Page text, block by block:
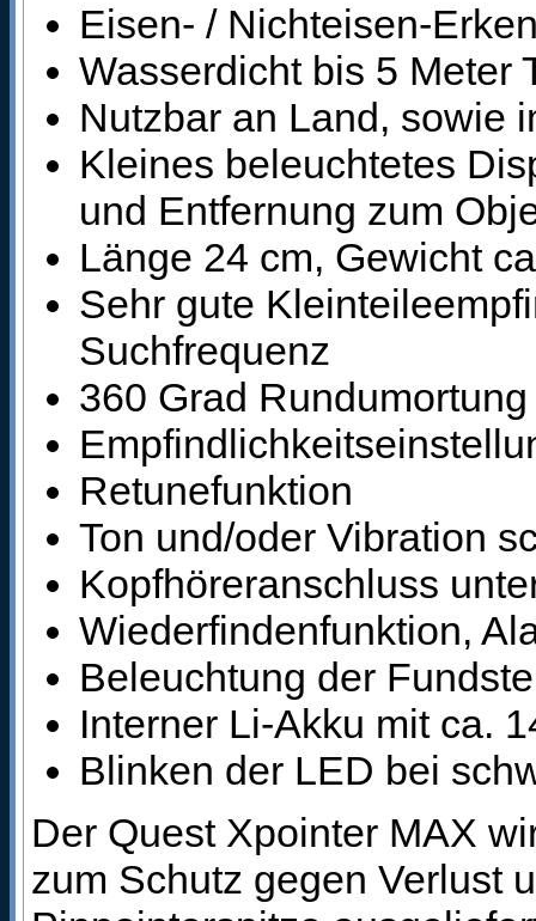
Eisen- / Nichteisen-
Wasserdicht bis 5 Meter
Nutzbar an Land, sowie
Kleines beleuchtetes
und Entfernung zum
Länge 24 cm, Gewicht
Sehr gute
Suchfrequenz
360 Grad
Retunefunktion
Ton und/oder Vibration
Kopfhöreranschluss
Wiederfindenfunktion,
Beleuchtung der
Interner Li-Akku mit ca.
Blinken der LED bei
Der Quest Xpointer MAX
zum Schutz gegen Verlust